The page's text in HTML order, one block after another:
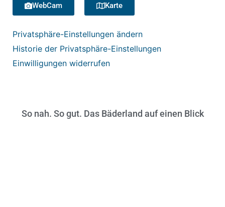
WebCam Karte
Privatsphäre-Einstellungen ändern
Historie der Privatsphäre-Einstellungen
Einwilligungen widerrufen
So nah. So gut. Das Bäderland auf einen Blick